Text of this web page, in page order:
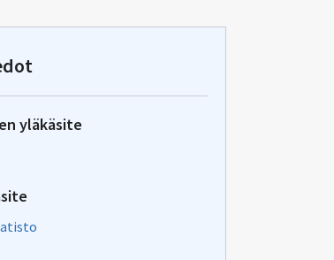
yläkäsite